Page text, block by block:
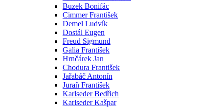
Buzek Bonifác
Cimmer František
Demel Ludvík
Dostál Eugen
Freud Sigmund
Galia František
Hrnčárek Jan
Chodura František
Jařabáč Antonín
Juraň František
Karlseder Bedřich
Karlseder Kašpar